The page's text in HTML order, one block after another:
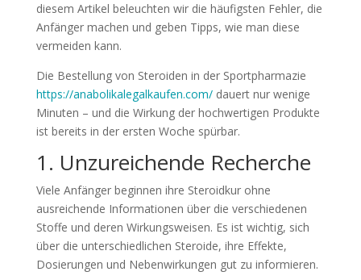
diesem Artikel beleuchten wir die häufigsten Fehler, die
Anfänger machen und geben Tipps, wie man diese
vermeiden kann.
Die Bestellung von Steroiden in der Sportpharmazie
https://anabolikalegalkaufen.com/dauert nur wenige
Minuten – und die Wirkung der hochwertigen Produkte
ist bereits in der ersten Woche spürbar.
1. Unzureichende Recherche
Viele Anfänger beginnen ihre Steroidkur ohne
ausreichende Informationen über die verschiedenen
Stoffe und deren Wirkungsweisen. Es ist wichtig, sich
über die unterschiedlichen Steroide, ihre Effekte,
Dosierungen und Nebenwirkungen gut zu informieren.